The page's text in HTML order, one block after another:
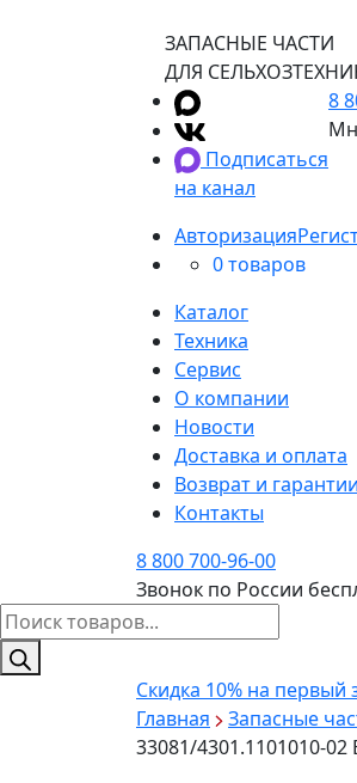
ЗАПАСНЫЕ ЧАСТИ
ДЛЯ
Подписаться
на канал
8
Авторизация
0 товаров
Каталог
Техника
Сервис
О компании
Новости
Доставка и оплата
Возврат и гарантии
Контакты
8 800 700-96-00
Звонок по России
Поиск
товаров
Скидка 10% на первый
Главная
Запасные
33081/4301.1101010-02